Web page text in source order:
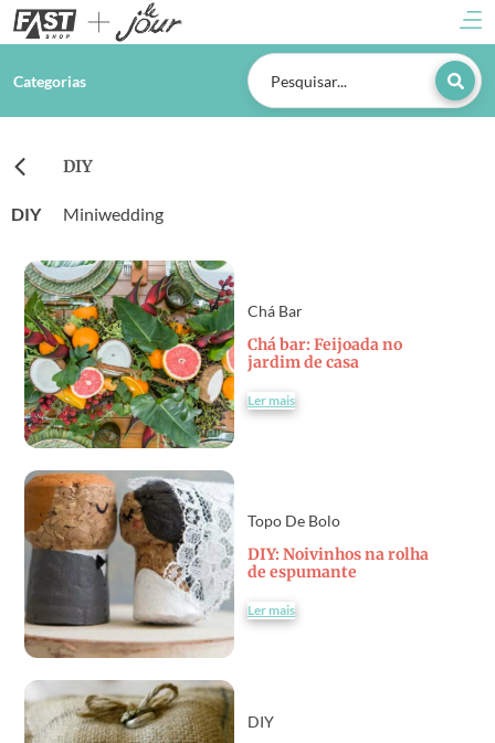
Categorias
DIY
DIY Miniwedding
Chá Bar
Chá bar: Feijoada no
jardim de casa
Ler mais
Topo De Bolo
DIY: Noivinhos na rolha
de espumante
Ler mais
DIY